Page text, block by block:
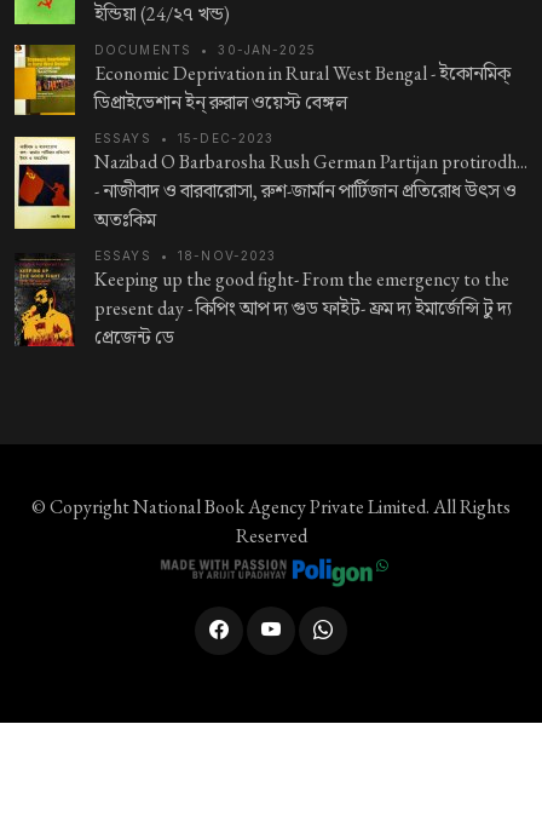
ইন্ডিয়া (24/২৭ খন্ড)
DOCUMENTS • 30-JAN-2025
Economic Deprivation in Rural West Bengal -ইকোনমিক্‌
ডিপ্রাইভেশান ইন্‌ রুরাল ওয়েস্ট বেঙ্গল
ESSAYS • 15-DEC-2023
Nazibad O Barbarosha Rush German Partijan protirodh...
-নাজীবাদ ও বারবারোসা, রুশ-জার্মান পার্টিজান প্রতিরোধ উৎস ও
অতঃকিম
ESSAYS • 18-NOV-2023
Keeping up the good fight- From the emergency to the
present day -কিপিং আপ দ্য গুড ফাইট- ফ্রম দ্য ইমার্জেন্সি টু দ্য
প্রেজেন্ট ডে
© CopyrightNational Book Agency Private Limited. All Rights
Reserved